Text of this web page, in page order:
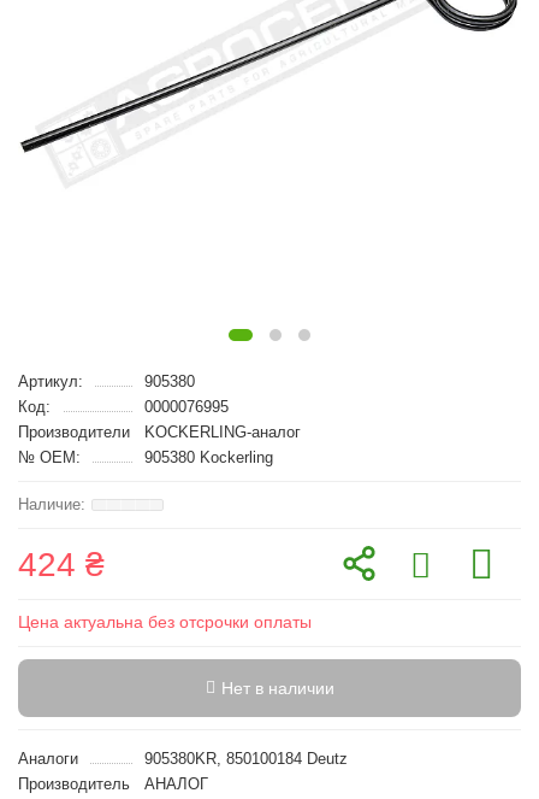
Артикул:
905380
Код:
0000076995
Производители
KOCKERLING-аналог
№ OEM:
905380 Kockerling
424 ₴
Цена актуальна без отсрочки оплаты
Нет в наличии
Аналоги
905380KR, 850100184 Deutz
Производитель
АНАЛОГ